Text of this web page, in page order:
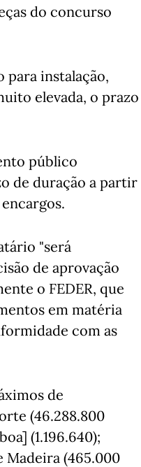
do concurso
para instalação,
elevada, o prazo
público
de duração a partir
"será
de aprovação
o FEDER, que
em matéria
com as
de
(46.288.800
(1.196.640);
Madeira (465.000